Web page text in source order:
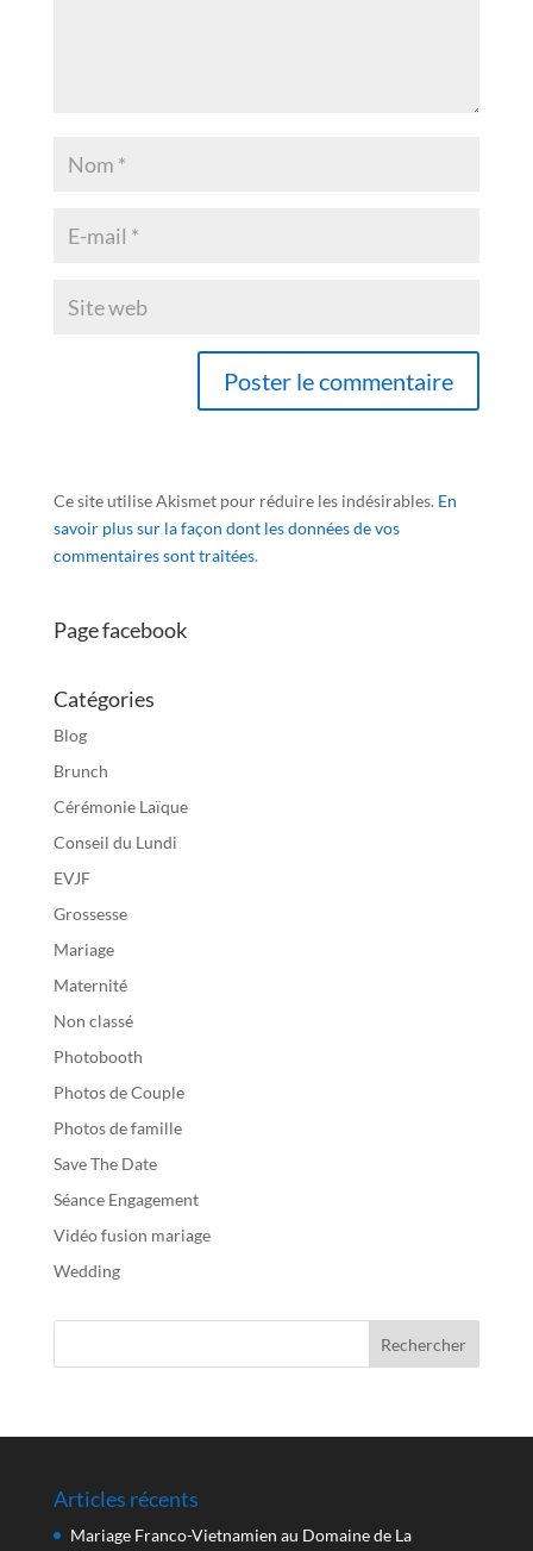
Ce site utilise Akismet pour réduire les indésirables. En
savoir plus sur la façon dont les données de vos
commentaires sont traitées.
Page facebook
Catégories
Blog
Brunch
Cérémonie Laïque
Conseil du Lundi
EVJF
Grossesse
Mariage
Maternité
Non classé
Photobooth
Photos de Couple
Photos de famille
Save The Date
Séance Engagement
Vidéo fusion mariage
Wedding
Articles récents
Mariage Franco-Vietnamien au Domaine de La